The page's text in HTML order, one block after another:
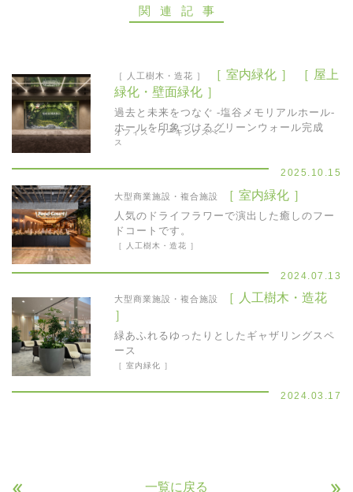
お問い合わせ
関連記事
［ 人工樹木・造花 ］
オフィス・ワーキングスペー
ス
［ 室内緑化 ］
［ 屋上
緑化・壁面緑化 ］
過去と未来をつなぐ -塩谷メモリアルホール-
ホールを印象づけるグリーンウォール完成
2025.10.15
大型商業施設・複合施設
［ 人工樹木・造花 ］
［ 室内緑化 ］
人気のドライフラワーで演出した癒しのフー
ドコートです。
2024.07.13
大型商業施設・複合施設
［ 室内緑化 ］
［ 人工樹木・造花
］
緑あふれるゆったりとしたギャザリングスペ
ース
2024.03.17
一覧に戻る